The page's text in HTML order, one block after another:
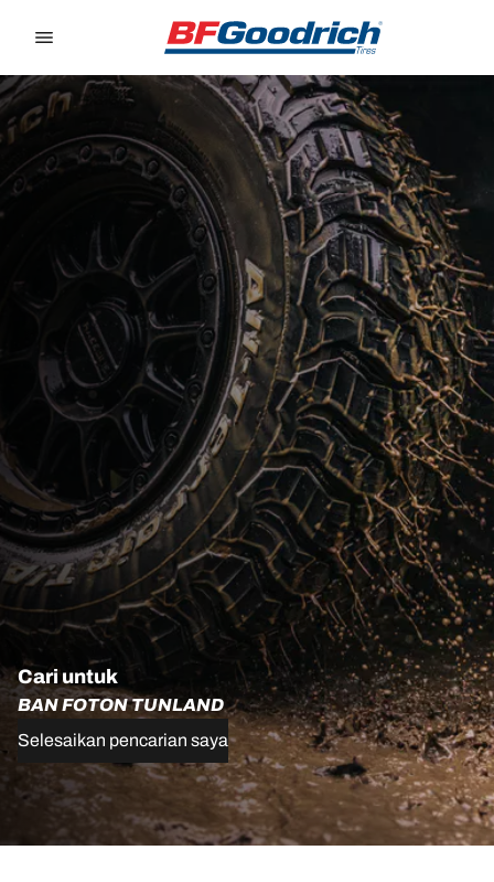
Cari untuk
BAN FOTON TUNLAND
Selesaikan pencarian saya